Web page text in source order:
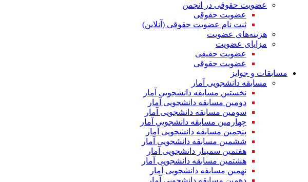
عضویت حقوقی در انجمن
عضویت حقوقی
ثبت نام عضویت حقوقی (آنلاین)
هزینه‌های عضویت
مزایای عضویت
عضویت حقیقی
عضویت حقوقی
مسابقات و جوایز
مسابقه دانشجویی آمار
نخستین مسابقه دانشجویی آمار
دومین مسابقه دانشجویی آمار
سومین مسابقه دانشجویی آمار
چهارمین مسابقه دانشجویی آمار
پنجمین مسابقه دانشجویی آمار
ششمین مسابقه دانشجویی آمار
هفتمین سمینار دانشجویی آمار
هشتمین مسابقه دانشجویی آمار
نهمین مسابقه دانشجویی آمار
دهمین مسابقه دانشجویی آمار